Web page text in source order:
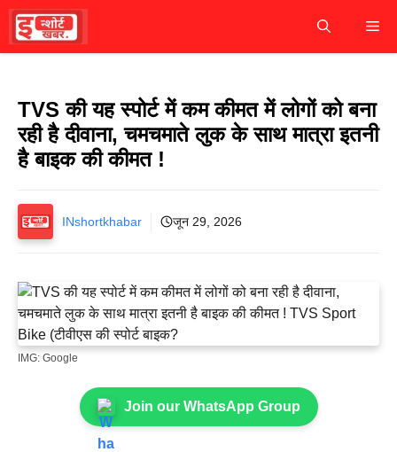
Skip
content
TVS की यह स्पोर्ट में कम कीमत में लोगों को बना
रही है दीवाना, चमचमाते लुक के साथ मात्रा इतनी
है बाइक की कीमत !
INshortkhabar जून 29, 2026
IMG: Google
Join our WhatsApp Group